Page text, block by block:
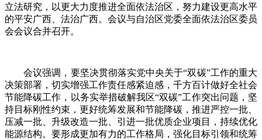
立法研究，以更大力度推进全面依法治区，努力建设更高水平
的平安广西、法治广西。会议与自治区党委全面依法治区委员
会会议合并召开。
会议强调，要坚决贯彻落实党中央关于“双碳”工作的重大
决策部署，切实增强工作责任感紧迫感，千方百计做好全社会
节能降碳工作，以务实举措破解我区“双碳”工作突出问题，坚
持目标刚性约束，更好统筹发展和节能降碳，推进严控一批、
压减一批、升级改造一批、引进一批优质企业项目，持续优化
能源结构。要形成更加有力的工作格局，强化目标引领和统筹